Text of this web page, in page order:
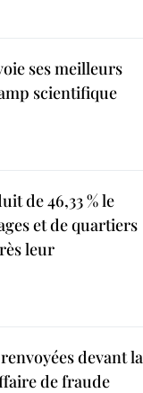
ses meilleurs
scientifique
de 46,33 % le
et de quartiers
leur
devant la
de fraude